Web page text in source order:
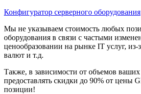
Конфигуратор серверного оборудования
Мы не указываем стоимость любых
оборудования в связи с частыми
ценообразовании на рынке IT услуг, из-
валют и т.д.
Также, в зависимости от объемов
предоставлять скидки до 90% от цены
позиции!